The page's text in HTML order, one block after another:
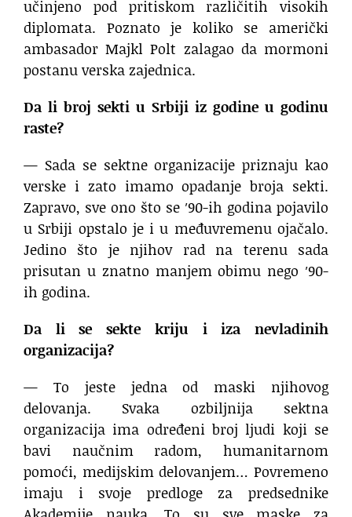
učinjeno pod pritiskom različitih visokih
diplomata. Poznato je koliko se američki
ambasador Majkl Polt zalagao da mormoni
postanu verska zajednica.
Da li broj sekti u Srbiji iz godine u godinu
raste?
— Sada se sektne organizacije priznaju kao
verske i zato imamo opadanje broja sekti.
Zapravo, sve ono što se ′90-ih godina pojavilo
u Srbiji opstalo je i u međuvremenu ojačalo.
Jedino što je njihov rad na terenu sada
prisutan u znatno manjem obimu nego ′90-
ih godina.
Da li se sekte kriju i iza nevladinih
organizacija?
— To jeste jedna od maski njihovog
delovanja. Svaka ozbiljnija sektna
organizacija ima određeni broj ljudi koji se
bavi naučnim radom, humanitarnom
pomoći, medijskim delovanjem… Povremeno
imaju i svoje predloge za predsednike